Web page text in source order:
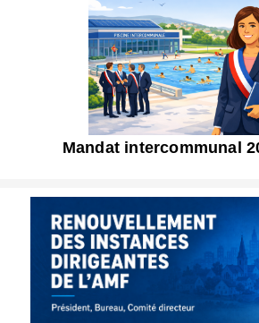
Mandat intercommunal